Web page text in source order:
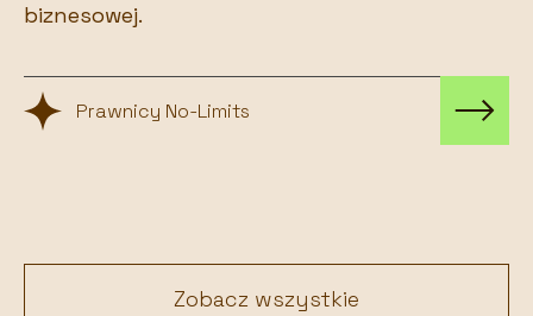
biznesowej.
Prawnicy No-Limits
Zobacz wszystkie